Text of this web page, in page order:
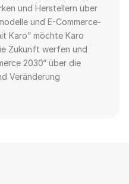
und Herstellern über
und E-Commerce-
Karo” möchte Karo
Zukunft werfen und
2030“ über die
Veränderung